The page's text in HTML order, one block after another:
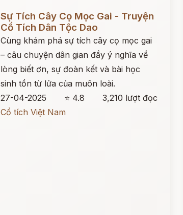
Sự Tích Cây Cọ Mọc Gai - Truyện
Cổ Tích Dân Tộc Dao
Cùng khám phá sự tích cây cọ mọc gai
– câu chuyện dân gian đầy ý nghĩa về
lòng biết ơn, sự đoàn kết và bài học
sinh tồn từ lửa của muôn loài.
27-04-2025
⭐ 4.8
3,210 lượt đọc
Cổ tích Việt Nam